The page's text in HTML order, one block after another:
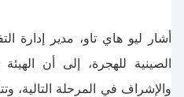
أشار ليو هاي تاو، مدير إدارة
الصينية للهجرة، إلى أن
والإشراف في المرحلة التالية،